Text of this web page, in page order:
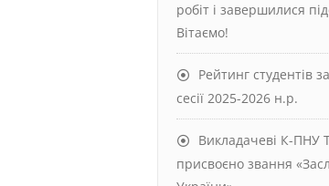
робіт і завершилися
Вітаємо!
Рейтинг студентів
сесії 2025-2026 н.р.
Викладачеві К-ПНУ
присвоєно звання